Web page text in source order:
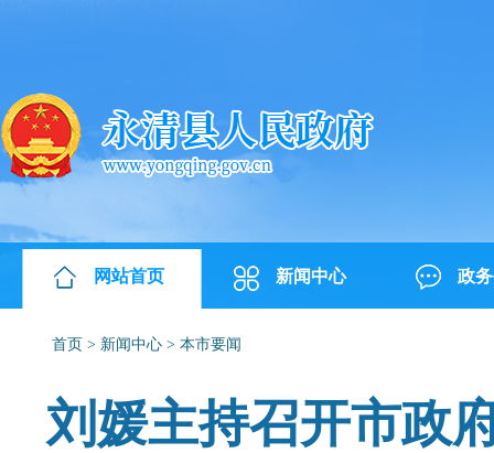
网站首页 新闻中心 政
首页 > 新闻中心 > 本市要闻
刘媛主持召开市政